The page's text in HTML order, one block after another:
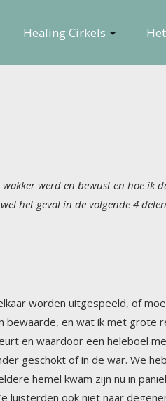
Healing Cirkels
werd en bewust en hoe ik
het geval in de volgende 4
worden uitgespeeld, of
bewaarde, en wat ik met
en waardoor een heleboel
geschokt of in de war.
hemel kwam zijn nu in
luisterden ook niet naar